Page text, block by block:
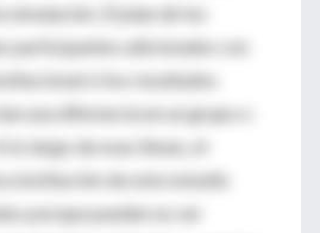
El plan de los
participantes adicionales con
si los resultados
una diferencia en un grupo o
lo largo de esas líneas, el
institución de este estudio
porque pueden no ser